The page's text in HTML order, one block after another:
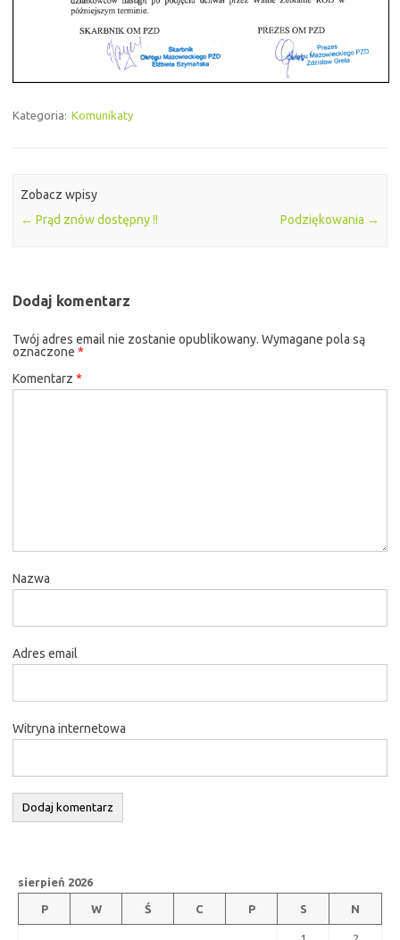
Kategoria: Komunikaty
Zobacz wpisy
← Prąd znów dostępny !! Podziękowania →
Dodaj komentarz
Twój adres email nie zostanie opublikowany. Wymagane pola są
oznaczone *
Komentarz *
Nazwa
Adres email
Witryna internetowa
sierpień 2026
P W Ś C P S N